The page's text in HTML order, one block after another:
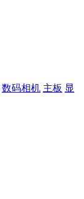
数码相机 主板 显